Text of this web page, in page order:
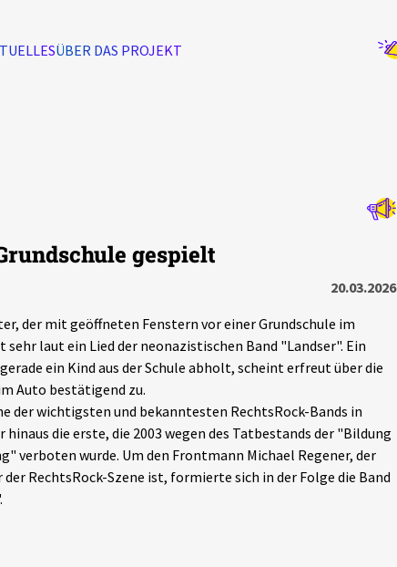
ÜBER DAS PROJEKT
gespielt
20.03.2026
der mit geöffneten Fenstern vor einer Grundschule im
laut ein Lied der neonazistischen Band "Landser". Ein
ein Kind aus der Schule abholt, scheint erfreut über die
Auto bestätigend zu.
der wichtigsten und bekanntesten RechtsRock-Bands in
hinaus die erste, die 2003 wegen des Tatbestands der "Bildung
verboten wurde. Um den Frontmann Michael Regener, der
RechtsRock-Szene ist, formierte sich in der Folge die Band